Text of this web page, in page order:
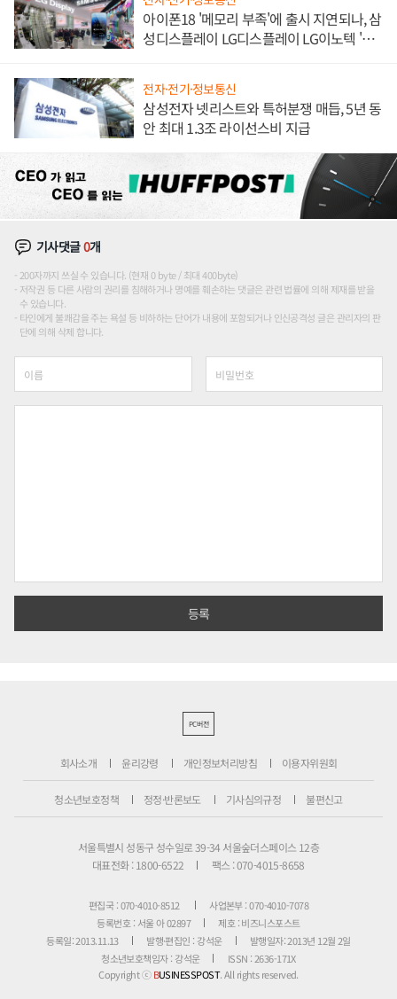
아이폰18 '메모리 부족'에 출시 지연되나, 삼
성디스플레이 LG디스플레이 LG이노텍 '탈
전자·전기·정보통신
삼성전자 넷리스트와 특허분쟁 매듭, 5년 동
안 최대 1.3조 라이선스비 지급
기사댓글0개
200자까지 쓰실 수 있습니다. (현재 0 byte / 최대 400byte)
저작권 등 다른 사람의 권리를 침해하거나 명예를 훼손하는 댓글은 관련 법률에 의해 제재를 받을
수 있습니다.
타인에게 불쾌감을 주는 욕설 등 비하하는 단어가 내용에 포함되거나 인신공격성 글은 관리자의 판
단에 의해 삭제 합니다.
PC버전
회사소개 윤리강령 개인정보처리방침 이용자위원회
청소년보호정책 정정·반론보도 기사심의규정 불편신고
서울특별시 성동구 성수일로 39-34 서울숲더스페이스 12층
대표전화 : 1800-6522
팩스 : 070-4015-8658
편집국 : 070-4010-8512
사업본부 : 070-4010-7078
등록번호 : 서울 아 02897
제호 : 비즈니스포스트
등록일: 2013.11.13
발행·편집인 : 강석운
발행일자: 2013년 12월 2일
청소년보호책임자 : 강석운
ISSN : 2636-171X
Copyright ⓒBUSINESSPOST. All rights reserved.